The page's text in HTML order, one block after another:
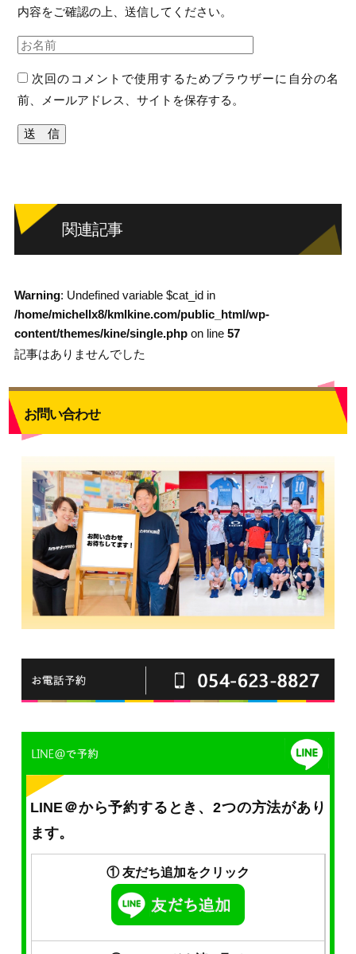
内容をご確認の上、送信してください。
次回のコメントで使用するためブラウザーに自分の名
前、メールアドレス、サイトを保存する。
関連記事
Warning: Undefined variable $cat_id in
/home/michellx8/kmlkine.com/public_html/wp-
content/themes/kine/single.phpon line 57
記事はありませんでした
お問い合わせ
LINE＠から予約するとき、2つの方法があり
ます。
① 友だち追加をクリック